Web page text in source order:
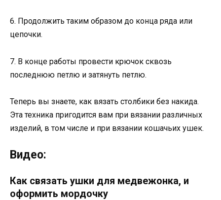
6. Продолжить таким образом до конца ряда или
цепочки.
7. В конце работы провести крючок сквозь
последнюю петлю и затянуть петлю.
Теперь вы знаете, как вязать столбики без накида.
Эта техника пригодится вам при вязании различных
изделий, в том числе и при вязании кошачьих ушек.
Видео:
Как связать ушки для медвежонка, и
оформить мордочку